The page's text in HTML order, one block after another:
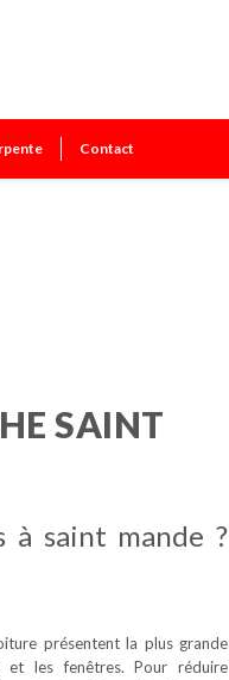
Contact
SAINT
à saint mande ?
présentent la plus grande
les fenêtres. Pour réduire